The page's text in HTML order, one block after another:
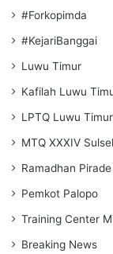
#Forkopimda
#KejariBanggai
Luwu Timur
Kafilah Luwu
LPTQ Luwu Timur
MTQ XXXIV Sulsel
Ramadhan Pirade
Pemkot Palopo
Training Center
Breaking News